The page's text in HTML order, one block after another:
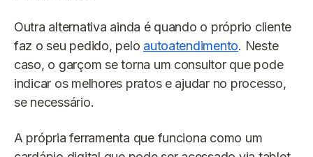
Outra alternativa ainda é quando o próprio cliente
faz o seu pedido, pelo autoatendimento. Neste
caso, o garçom se torna um consultor que pode
indicar os melhores pratos e ajudar no processo,
se necessário.
A própria ferramenta que funciona como um